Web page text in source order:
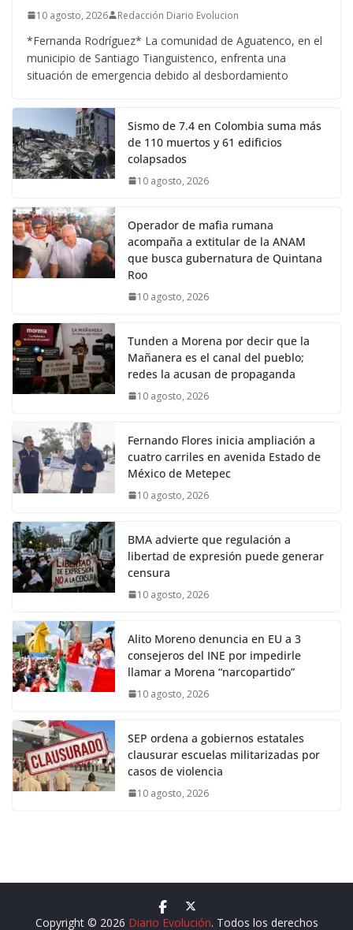
10 agosto, 2026 Redacción Diario Evolucion
*Fernanda Rodríguez* La comunidad de Aguatenco, en el
municipio de Santiago Tianguistenco, enfrenta una
situación de emergencia debido al desbordamiento
Sismo de 7.4 en Colombia suma más
de 110 muertos y 61 edificios
colapsados
10 agosto, 2026
Operador de mafia rumana
acompaña a extitular de la ANAM
que busca gubernatura de Quintana
Roo
10 agosto, 2026
Tunden a Morena por decir que la
Mañanera es el canal del pueblo;
redes la acusan de propaganda
10 agosto, 2026
Fernando Flores inicia ampliación a
cuatro carriles en avenida Estado de
México de Metepec
10 agosto, 2026
BMA advierte que regulación a
libertad de expresión puede generar
censura
10 agosto, 2026
Alito Moreno denuncia en EU a 3
consejeros del INE por impedirle
llamar a Morena “narcopartido”
10 agosto, 2026
SEP ordena a gobiernos estatales
clausurar escuelas militarizadas por
casos de violencia
10 agosto, 2026
Copyright © 2026 Diario Evolución. Todos los derechos